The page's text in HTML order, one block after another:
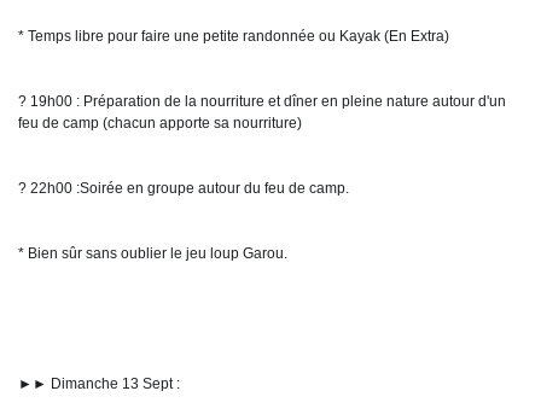
* Temps libre pour faire une petite randonnée ou Kayak (En Extra)
? 19h00 : Préparation de la nourriture et dîner en pleine nature autour d'un
feu de camp (chacun apporte sa nourriture)
? 22h00 :Soirée en groupe autour du feu de camp.
* Bien sûr sans oublier le jeu loup Garou.
►► Dimanche 13 Sept :